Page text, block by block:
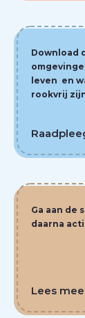
Download
leven en
rookvrij
Ga aan de
daarna
Lees